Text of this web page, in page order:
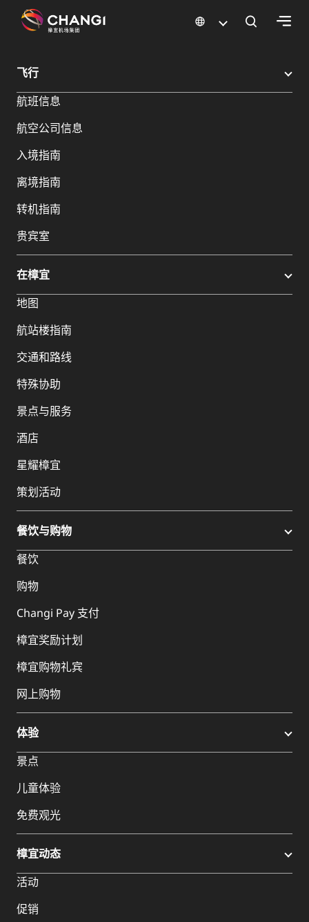
有
宜
网
选
语
言:
樟宜机场 樟宜机场餐饮与购物 樟宜机场购物指南 购物详情
飞行
航班信息
航空公司信息
入境指南
离境指南
转机指南
贵宾室
在樟宜
地图
航站楼指南
交通和路线
特殊协助
景点与服务
酒店
星耀樟宜
策划活动
餐饮与购物
餐饮
购物
Changi Pay 支付
樟宜奖励计划
樟宜购物礼宾
网上购物
体验
景点
儿童体验
免费观光
樟宜动态
活动
促销